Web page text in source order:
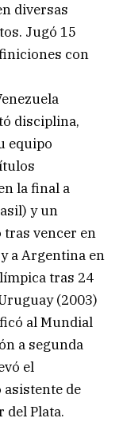
diversas
Jugó 15
con
disciplina,
equipo
la final a
y un
tras vencer en
a Argentina en
tras 24
(2003)
al Mundial
a segunda
el
asistente de
del Plata.